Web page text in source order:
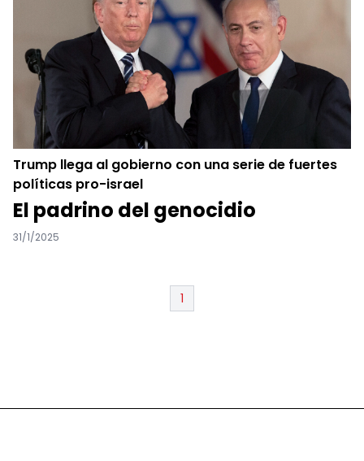
Trump llega al gobierno con una serie de fuertes
políticas pro-israel
El padrino del genocidio
31/1/2025
1